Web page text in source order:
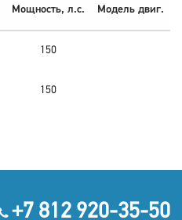
Мощность, л.с. Модель двиг.
150
150
+7 812 920-35-50